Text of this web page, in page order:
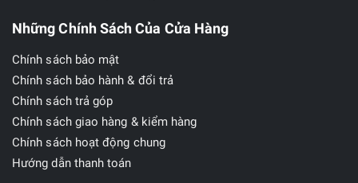
Những Chính Sách Của Cửa Hàng
Chính sách bảo mật
Chính sách bảo hành & đổi trả
Chính sách trả góp
Chính sách giao hàng & kiểm hàng
Chính sách hoạt động chung
Hướng dẫn thanh toán